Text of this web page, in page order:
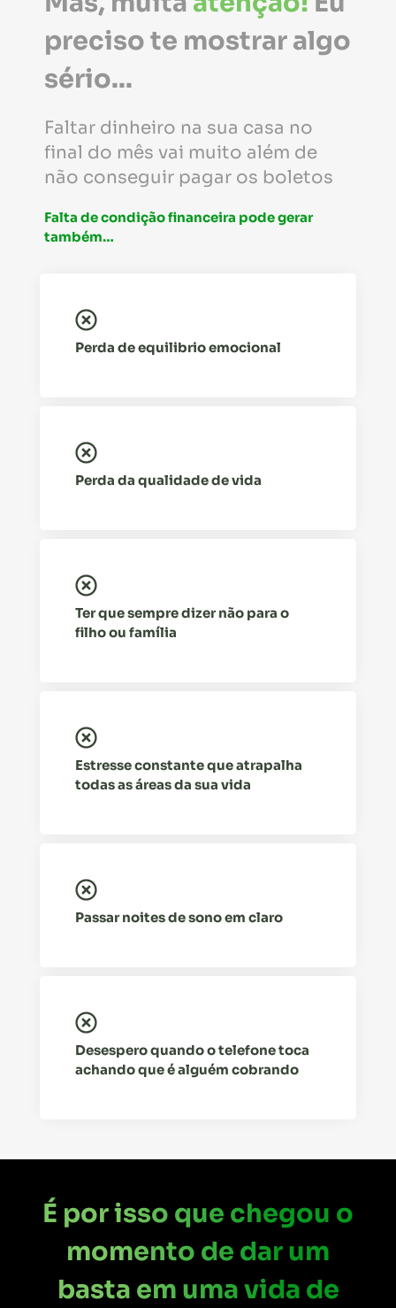
preciso te mostrar algo
sério...
Faltar dinheiro na sua casa no
final do mês vai muito além de
não conseguir pagar os boletos
Falta de condição financeira pode gerar
também…
Perda de equilibrio emocional
Perda da qualidade de vida
Ter que sempre dizer não para o
filho ou família
Estresse constante que atrapalha
todas as áreas da sua vida
Passar noites de sono em claro
Desespero quando o telefone toca
achando que é alguém cobrando
É por isso que chegou o
momento de dar um
basta em uma vida de